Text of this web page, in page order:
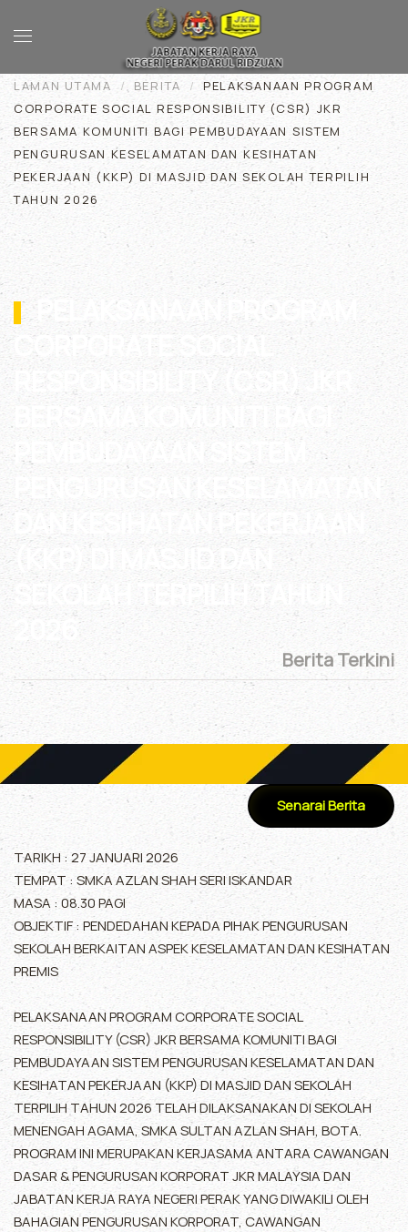
Skip to main content
LAMAN UTAMA BERITA
PELAKSANAAN PROGRAM
CORPORATE SOCIAL RESPONSIBILITY (CSR) JKR
BERSAMA KOMUNITI BAGI PEMBUDAYAAN SISTEM
PENGURUSAN KESELAMATAN DAN KESIHATAN
PEKERJAAN (KKP) DI MASJID DAN SEKOLAH TERPILIH
TAHUN 2026
PELAKSANAAN PROGRAM
CORPORATE SOCIAL
RESPONSIBILITY (CSR) JKR
BERSAMA KOMUNITI BAGI
PEMBUDAYAAN SISTEM
PENGURUSAN KESELAMATAN
DAN KESIHATAN PEKERJAAN
(KKP) DI MASJID DAN
SEKOLAH TERPILIH TAHUN
2026
Berita Terkini
Senarai Berita
TARIKH : 27 JANUARI 2026
TEMPAT : SMKA AZLAN SHAH SERI ISKANDAR
MASA : 08.30 PAGI
OBJEKTIF : PENDEDAHAN KEPADA PIHAK PENGURUSAN
SEKOLAH BERKAITAN ASPEK KESELAMATAN DAN KESIHATAN
PREMIS
PELAKSANAAN PROGRAM CORPORATE SOCIAL
RESPONSIBILITY (CSR) JKR BERSAMA KOMUNITI BAGI
PEMBUDAYAAN SISTEM PENGURUSAN KESELAMATAN DAN
KESIHATAN PEKERJAAN (KKP) DI MASJID DAN SEKOLAH
TERPILIH TAHUN 2026 TELAH DILAKSANAKAN DI SEKOLAH
MENENGAH AGAMA, SMKA SULTAN AZLAN SHAH, BOTA.
PROGRAM INI MERUPAKAN KERJASAMA ANTARA CAWANGAN
DASAR & PENGURUSAN KORPORAT JKR MALAYSIA DAN
JABATAN KERJA RAYA NEGERI PERAK YANG DIWAKILI OLEH
BAHAGIAN PENGURUSAN KORPORAT, CAWANGAN